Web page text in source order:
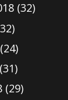
(32)
(29)